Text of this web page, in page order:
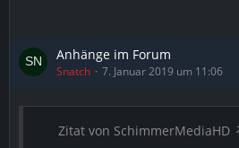
Anhänge im Forum
Snatch 7. Januar 2019 um 11:06
Zitat von SchimmerMediaHD